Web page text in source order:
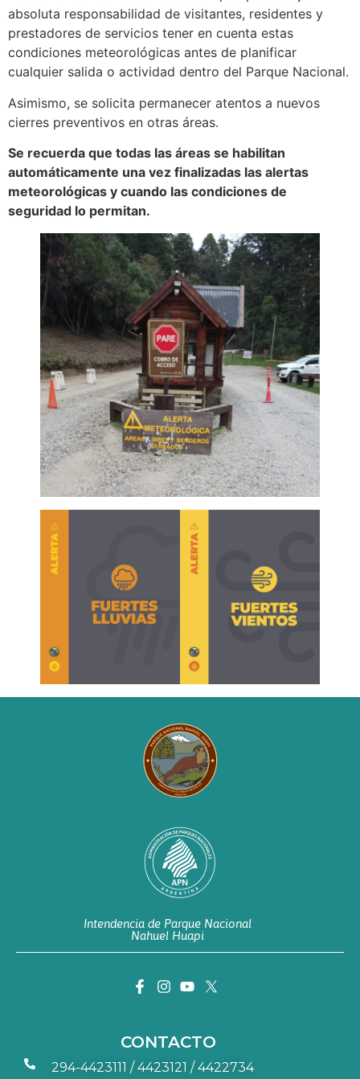
absoluta responsabilidad de visitantes, residentes y
prestadores de servicios tener en cuenta estas
condiciones meteorológicas antes de planificar
cualquier salida o actividad dentro del Parque Nacional.
Asimismo, se solicita permanecer atentos a nuevos
cierres preventivos en otras áreas.
Se recuerda que todas las áreas se habilitan
automáticamente una vez finalizadas las alertas
meteorológicas y cuando las condiciones de
seguridad lo permitan.
Intendencia de Parque Nacional
Nahuel Huapi
CONTACTO
294-4423111 / 4423121 / 4422734